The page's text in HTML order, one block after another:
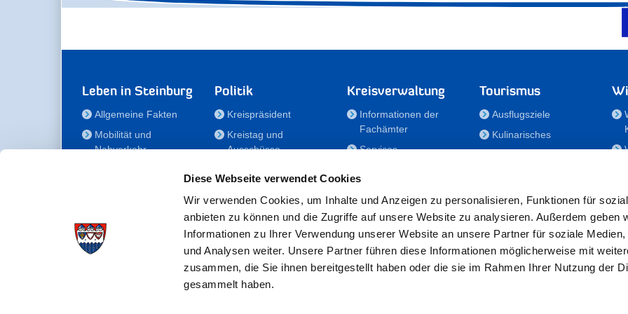
Diese Webseite verwendet Cookies
Wir verwenden Cookies, um Inhalte und Anzeigen zu personalisieren, Funktionen für
anbieten zu können und die Zugriffe auf unsere Website zu analysieren. Außerdem geben
Informationen zu Ihrer Verwendung unserer Website an unsere Partner für soziale Medien,
und Analysen weiter. Unsere Partner führen diese Informationen möglicherweise mit
zusammen, die Sie ihnen bereitgestellt haben oder die sie im Rahmen Ihrer Nutzung der
gesammelt haben.
Leben in Steinburg
Allgemeine Fakten
Mobilität und
Nahverkehr
Gesundheit
Bildung
Politik
Kreispräsident
Kreistag und
Ausschüsse
für Menschen mit
Behinderung
Der
Kreisseniorenbeirat
Förderstiftung
Fördergesellschaft/Sportförderung
Kreisverwaltung
Informationen der
Fachämter
Services
Nachwuchskräfte
Notdienste
Bekanntmachungen
Formulare/Downloads
RSS-Feeds
Tourismus
Ausflugsziele
Kulinarisches
Veranstaltungen